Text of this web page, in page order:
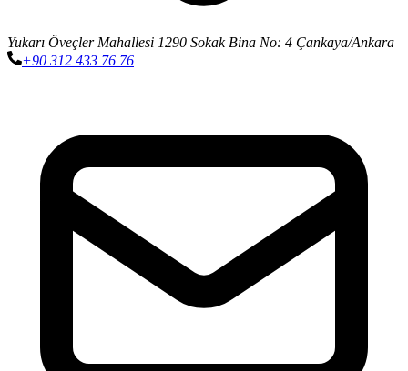
Yukarı Öveçler Mahallesi 1290 Sokak Bina No: 4 Çankaya/Ankara
+90 312 433 76 76